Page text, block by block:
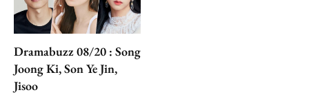
Dramabuzz 08/20 : Song
Joong Ki, Son Ye Jin,
Jisoo